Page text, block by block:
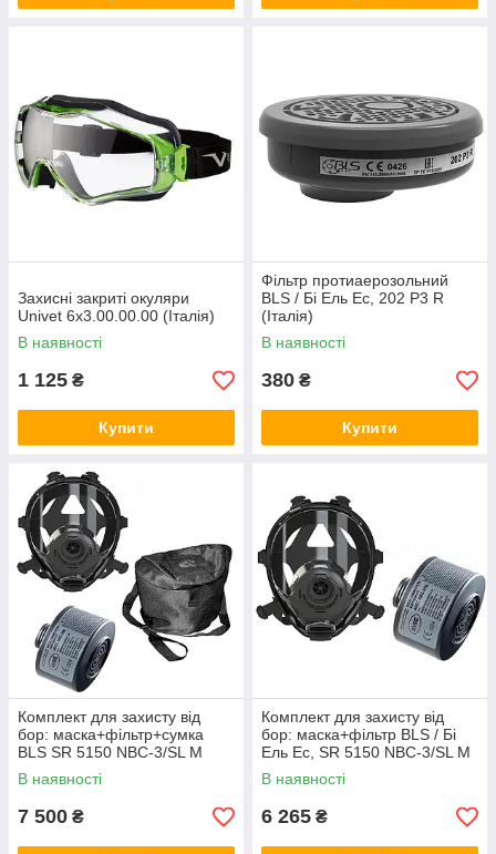
Захисні закриті окуляри
Univet 6x3.00.00.00 (Італія)
В наявності
1 125 ₴
Купити
Фільтр протиаерозольний
BLS / Бі Ель Ес, 202 P3 R
(Італія)
В наявності
380 ₴
Купити
Комплект для захисту від
бор: маска+фільтр+сумка
BLS SR 5150 NBC-3/SL M
BAG (Італія)
В наявності
7 500 ₴
Комплект для захисту від
бор: маска+фільтр BLS / Бі
Ель Ес, SR 5150 NBC-3/SL M
(Італія)
В наявності
6 265 ₴